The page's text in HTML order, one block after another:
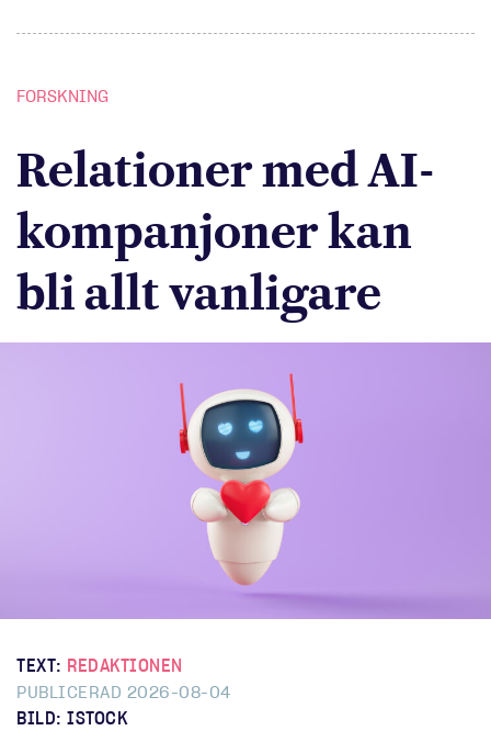
FORSKNING
Relationer med AI-
kompanjoner kan
bli allt vanligare
TEXT: REDAKTIONEN
PUBLICERAD 2026-08-04
BILD: ISTOCK